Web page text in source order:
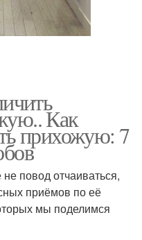
Как
прихожую: 7
повод отчаиваться,
приёмов по её
мы поделимся